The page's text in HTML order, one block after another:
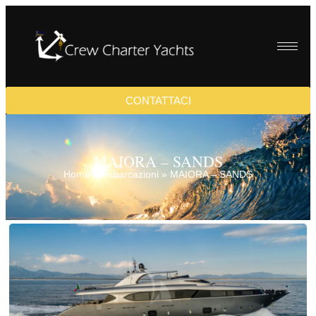
CONTATTACI
MAIORA – SANDS
Home»Imbarcazioni » MAIORA – SANDS